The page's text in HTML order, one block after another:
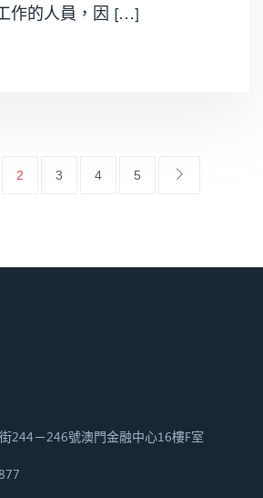
作的人員，因 […]
2 3 4 5
244－246號澳門金融中心16樓F室